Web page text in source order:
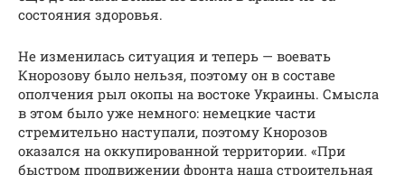
состояния здоровья.
Не изменилась ситуация и теперь — воевать
Кнорозову было нельзя, поэтому он в составе
ополчения рыл окопы на востоке Украины. Смысла
в этом было уже немного: немецкие части
стремительно наступали, поэтому Кнорозов
оказался на оккупированной территории. «При
быстром продвижении фронта наша строительная